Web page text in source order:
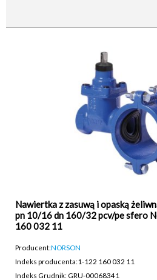
Nawiertka z zasuwą i opaską
pn 10/16 dn 160/32 pcv/pe sfero
160 032 11
Producent:NORSON
Indeks producenta:1-122 160 032 11
Indeks Grudnik: GRU-00068341